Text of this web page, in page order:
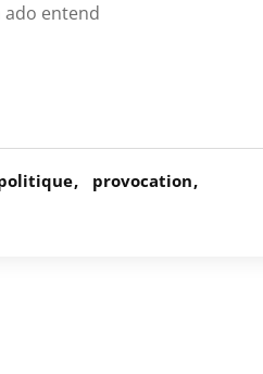
ado entend
provocation